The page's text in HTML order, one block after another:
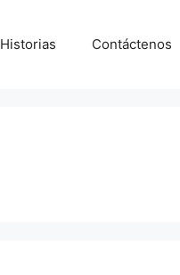
Historias Contáctenos